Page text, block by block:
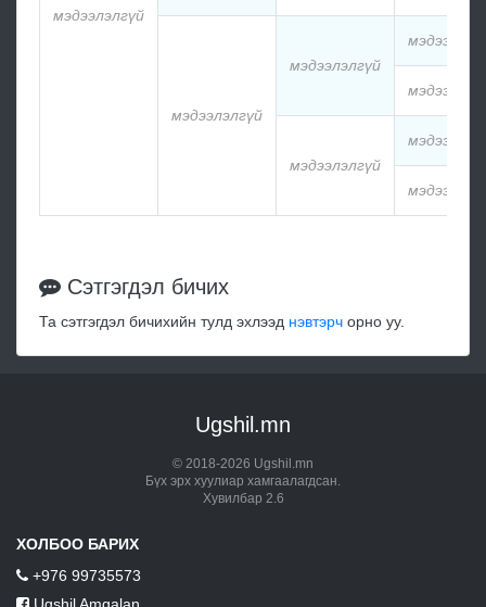
мэдээлэлгүй
мэдээлэлгүй
мэдээлэлгүй
мэдээлэлгүй
Сэтгэгдэл бичих
Та сэтгэгдэл бичихийн тулд эхлээд нэвтэрч орно уу.
Ugshil.mn
© 2018-2026 Ugshil.mn
Бүх эрх хуулиар хамгаалагдсан.
Хувилбар 2.6
ХОЛБОО БАРИХ
+976 99735573
Ugshil Amgalan